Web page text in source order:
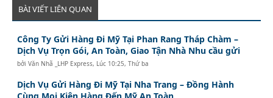
BÀI VIẾT LIÊN QUAN
Công Ty Gửi Hàng Đi Mỹ Tại Phan Rang Tháp Chàm –
Dịch Vụ Trọn Gói, An Toàn, Giao Tận Nhà Nhu cầu gửi
bởiVăn Nhã _LHP Express, Lúc 10:25, Thứ ba
Dịch Vụ Gửi Hàng Đi Mỹ Tại Nha Trang – Đồng Hành
Cùng Mọi Kiện Hàng Đến Mỹ An Toàn